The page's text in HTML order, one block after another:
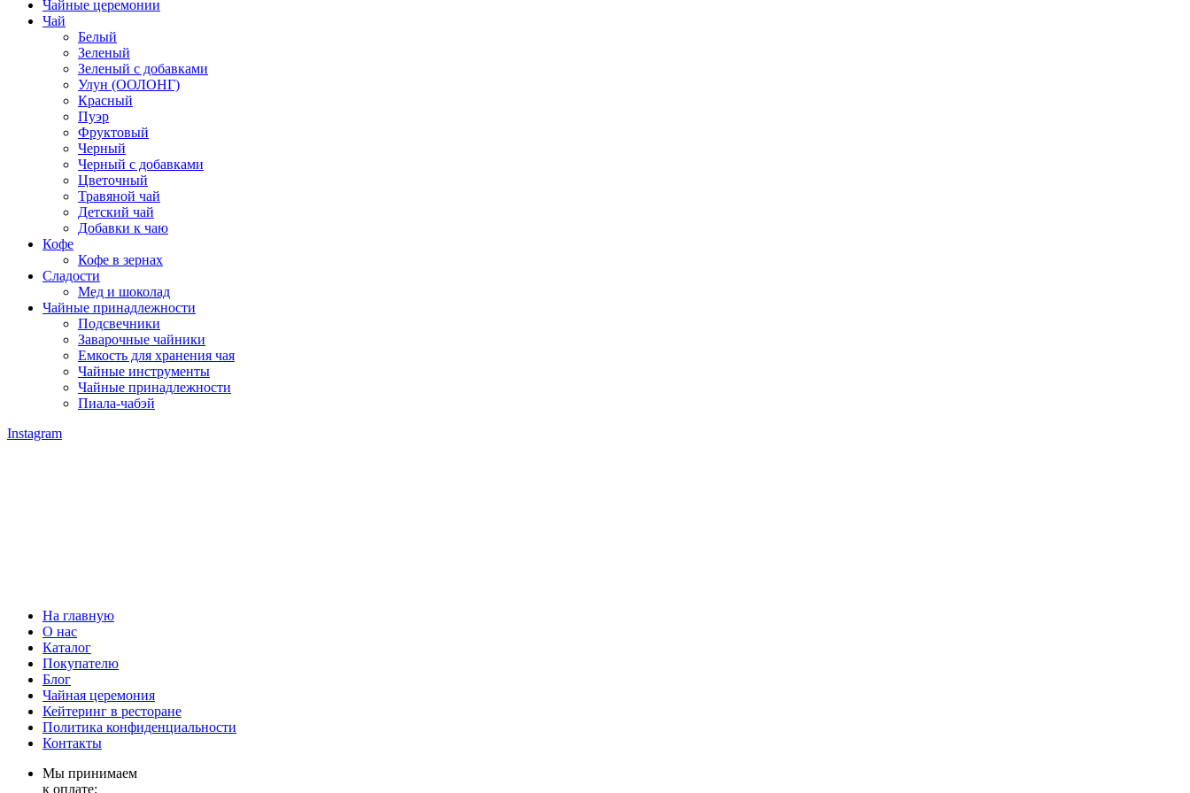
Чайные церемонии
Чай
Белый
Зеленый
Зеленый с добавками
Улун (ООЛОНГ)
Красный
Пуэр
Фруктовый
Черный
Черный с добавками
Цветочный
Травяной чай
Детский чай
Добавки к чаю
Кофе
Кофе в зернах
Сладости
Мед и шоколад
Чайные принадлежности
Подсвечники
Заварочные чайники
Емкость для хранения чая
Чайные инструменты
Чайные принадлежности
Пиала-чабэй
Instagram
На главную
О нас
Каталог
Покупателю
Блог
Чайная церемония
Кейтеринг в ресторане
Политика конфиденциальности
Контакты
Мы принимаем
к оплате: